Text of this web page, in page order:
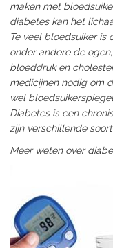
maken met
diabetes kan het
Te veel bloedsuiker is
onder andere de
bloeddruk en
medicijnen nodig om
wel
Diabetes is een
zijn verschillende
Meer weten over